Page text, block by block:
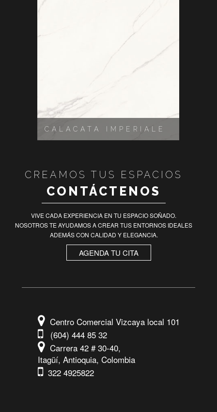
CALACATA IMPERIALE
CREAMOS TUS ESPACIOS
CONTÁCTENOS
VIVE CADA EXPERIENCIA EN TU ESPACIO SOÑADO.
NOSOTROS TE AYUDAMOS A CREAR TUS ENTORNOS IDEALES
ADEMÁS CON CALIDAD Y ELEGANCIA.
AGENDA TU CITA
Centro Comercial Vizcaya local 101
(604) 444 85 32
Carrera 42 # 30-40,
Itagüí, Antioquia, Colombia
322 4925822